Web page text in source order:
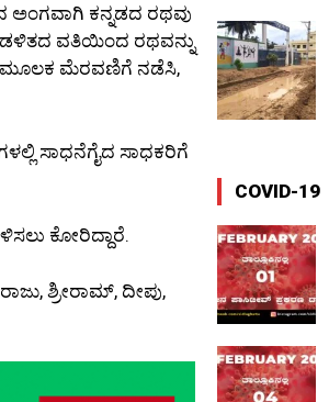
ಅಂಗವಾಗಿ ಕನ್ನಡದ ರಥವು
ವತಿಯಿಂದ ರಥವನ್ನು
ಮೂಲಕ ಮೆರವಣಿಗೆ ನಡೆಸಿ,
ಸಾಧನೆಗೈದ ಸಾಧಕರಿಗೆ
ಕೋರಿದ್ದಾರೆ.
ಶ್ರೀರಾಮ್, ದೀಪು,
COVID-19